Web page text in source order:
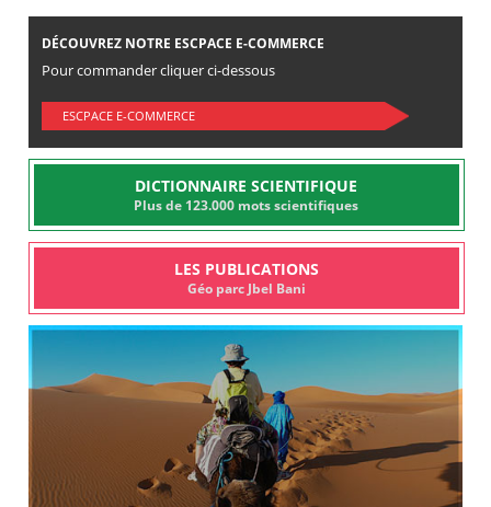
DÉCOUVREZ NOTRE ESCPACE E-COMMERCE
Pour commander cliquer ci-dessous
ESCPACE E-COMMERCE
DICTIONNAIRE SCIENTIFIQUE
Plus de 123.000 mots scientifiques
LES PUBLICATIONS
Géo parc Jbel Bani